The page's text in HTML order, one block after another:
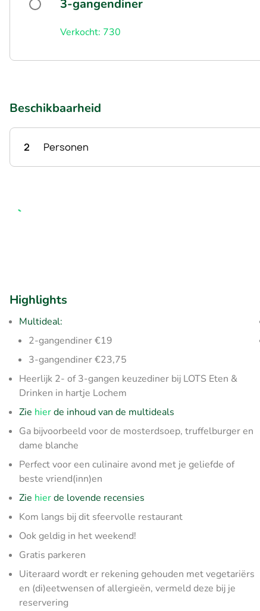
3-gangendiner
Verkocht: 730
Beschikbaarheid
2 Personen
Highlights
Multideal:
2-gangendiner €19
3-gangendiner €23,75
Heerlijk 2- of 3-gangen keuzediner bij LOTS Eten &
Drinken in hartje Lochem
Zie hierde inhoud van de multideals
Ga bijvoorbeeld voor de mosterdsoep, truffelburger en
dame blanche
Perfect voor een culinaire avond met je geliefde of
beste vriend(inn)en
Zie hierde lovende recensies
Kom langs bij dit sfeervolle restaurant
Ook geldig in het weekend!
Gratis parkeren
Uiteraard wordt er rekening gehouden met vegetariërs
en (di)eetwensen of allergieën, vermeld deze bij je
reservering